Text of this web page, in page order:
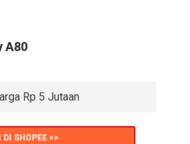
A80
Rp 5 Jutaan
DI SHOPEE >>